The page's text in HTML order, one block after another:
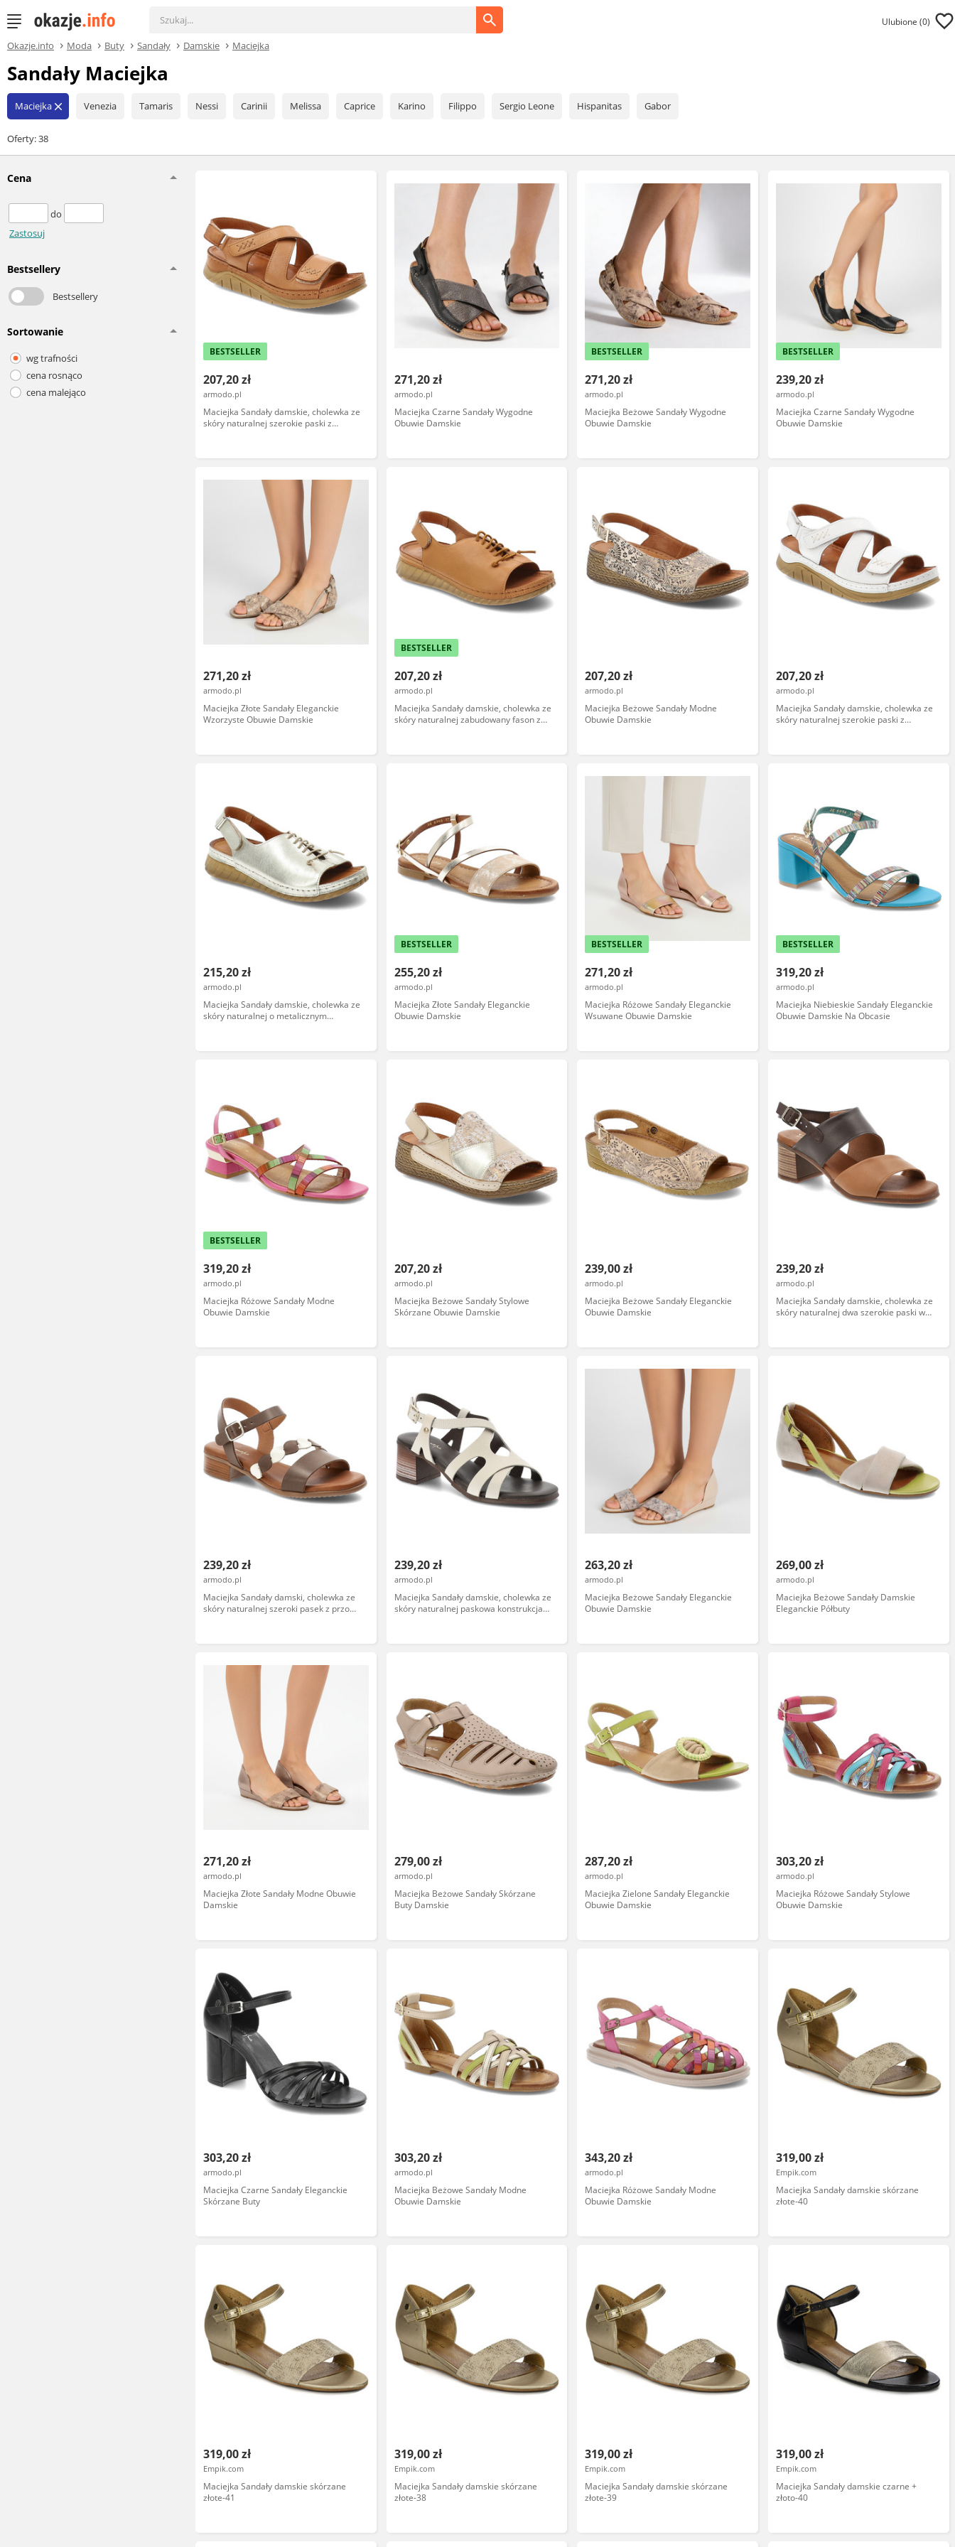
Ulubione (0)
Okazje.info Moda Buty Sandały Damskie Maciejka
Sandały Maciejka
Maciejka close Venezia Tamaris Nessi Carinii Melissa Caprice Karino Filippo Sergio Leone Hispanitas Gabor
Oferty: 38
Cena
do
Zastosuj
Bestsellery
Bestsellery
Sortowanie
wg trafności
cena rosnąco
cena malejąco
BESTSELLER
207,20 zł
armodo.pl
Maciejka Sandały damskie, cholewka ze
skóry naturalnej szerokie paski z
271,20 zł
armodo.pl
Maciejka Czarne Sandały Wygodne
Obuwie Damskie
BESTSELLER
271,20 zł
armodo.pl
Maciejka Beżowe Sandały Wygodne
Obuwie Damskie
BESTSELLER
239,20 zł
armodo.pl
Maciejka Czarne Sandały Wygodne
Obuwie Damskie
271,20 zł
armodo.pl
Maciejka Złote Sandały Eleganckie
Wzorzyste Obuwie Damskie
BESTSELLER
207,20 zł
armodo.pl
Maciejka Sandały damskie, cholewka ze
skóry naturalnej zabudowany fason z
207,20 zł
armodo.pl
Maciejka Beżowe Sandały Modne
Obuwie Damskie
207,20 zł
armodo.pl
Maciejka Sandały damskie, cholewka ze
skóry naturalnej szerokie paski z
215,20 zł
armodo.pl
Maciejka Sandały damskie, cholewka ze
skóry naturalnej o metalicznym
1
BESTSELLER
255,20 zł
armodo.pl
Maciejka Złote Sandały Eleganckie
Obuwie Damskie
BESTSELLER
271,20 zł
armodo.pl
Maciejka Różowe Sandały Eleganckie
Wsuwane Obuwie Damskie
BESTSELLER
319,20 zł
armodo.pl
Maciejka Niebieskie Sandały Eleganckie
Obuwie Damskie Na Obcasie
BESTSELLER
319,20 zł
armodo.pl
Maciejka Różowe Sandały Modne
Obuwie Damskie
207,20 zł
armodo.pl
Maciejka Beżowe Sandały Stylowe
Skórzane Obuwie Damskie
239,00 zł
armodo.pl
Maciejka Beżowe Sandały Eleganckie
Obuwie Damskie
239,20 zł
armodo.pl
Maciejka Sandały damskie, cholewka ze
skóry naturalnej dwa szerokie paski w
239,20 zł
armodo.pl
Maciejka Sandały damski, cholewka ze
skóry naturalnej szeroki pasek z przodu
239,20 zł
armodo.pl
Maciejka Sandały damskie, cholewka ze
skóry naturalnej paskowa konstrukcja
263,20 zł
armodo.pl
Maciejka Beżowe Sandały Eleganckie
Obuwie Damskie
269,00 zł
armodo.pl
Maciejka Beżowe Sandały Damskie
Eleganckie Półbuty
271,20 zł
armodo.pl
Maciejka Złote Sandały Modne Obuwie
Damskie
279,00 zł
armodo.pl
Maciejka Beżowe Sandały Skórzane
Buty Damskie
287,20 zł
armodo.pl
Maciejka Zielone Sandały Eleganckie
Obuwie Damskie
303,20 zł
armodo.pl
Maciejka Różowe Sandały Stylowe
Obuwie Damskie
303,20 zł
armodo.pl
Maciejka Czarne Sandały Eleganckie
Skórzane Buty
303,20 zł
armodo.pl
Maciejka Beżowe Sandały Modne
Obuwie Damskie
343,20 zł
armodo.pl
Maciejka Różowe Sandały Modne
Obuwie Damskie
319,00 zł
Empik.com
Maciejka Sandały damskie skórzane
złote-40
319,00 zł
Empik.com
Maciejka Sandały damskie skórzane
złote-41
319,00 zł
Empik.com
Maciejka Sandały damskie skórzane
złote-38
319,00 zł
Empik.com
Maciejka Sandały damskie skórzane
złote-39
319,00 zł
Empik.com
Maciejka Sandały damskie czarne +
złoto-40